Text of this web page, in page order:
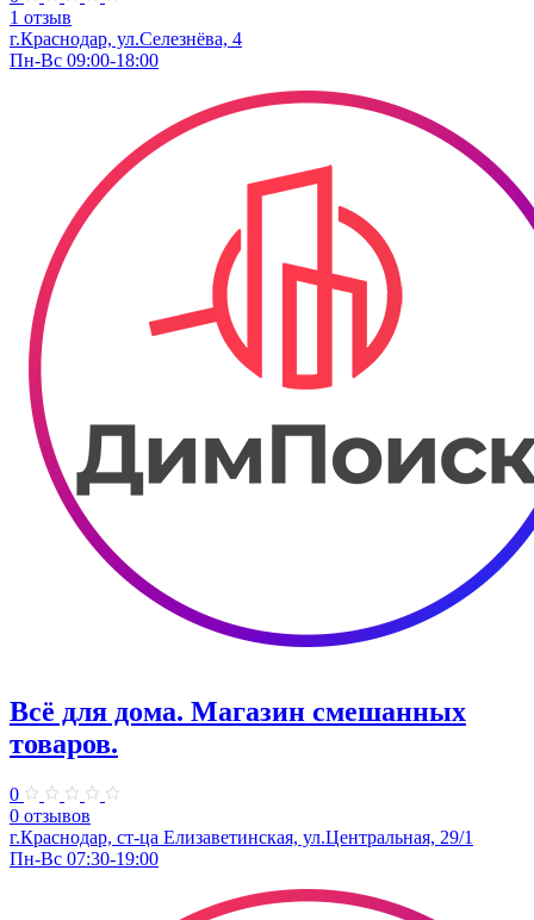
1 отзыв
г.Краснодар, ул.Селезнёва, 4
Пн-Вс 09:00-18:00
Всё для дома. Магазин смешанных
товаров.
0
0 отзывов
г.Краснодар, ст-ца Елизаветинская, ул.Центральная, 29/1
Пн-Вс 07:30-19:00